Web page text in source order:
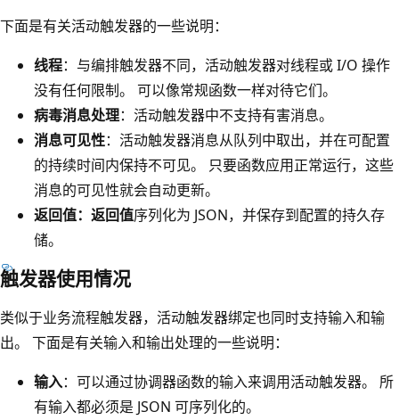
下面是有关活动触发器的一些说明：
线程：与编排触发器不同，活动触发器对线程或 I/O 操作
没有任何限制。 可以像常规函数一样对待它们。
病毒消息处理：活动触发器中不支持有害消息。
消息可见性：活动触发器消息从队列中取出，并在可配置
的持续时间内保持不可见。 只要函数应用正常运行，这些
消息的可见性就会自动更新。
返回值：返回值序列化为 JSON，并保存到配置的持久存
储。
触发器使用情况
类似于业务流程触发器，活动触发器绑定也同时支持输入和输
出。 下面是有关输入和输出处理的一些说明：
输入：可以通过协调器函数的输入来调用活动触发器。 所
有输入都必须是 JSON 可序列化的。